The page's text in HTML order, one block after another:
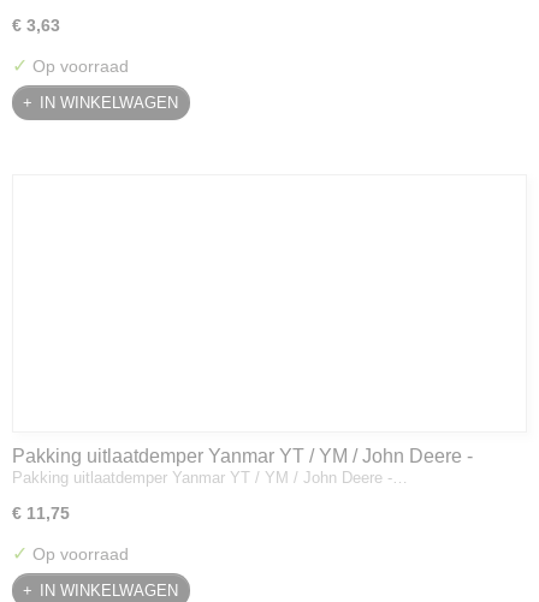
€ 3,63
✓ Op voorraad
IN WINKELWAGEN
Pakking uitlaatdemper Yanmar YT / YM / John Deere -
128300-13230
Pakking uitlaatdemper Yanmar YT / YM / John Deere -…
€ 11,75
✓ Op voorraad
IN WINKELWAGEN